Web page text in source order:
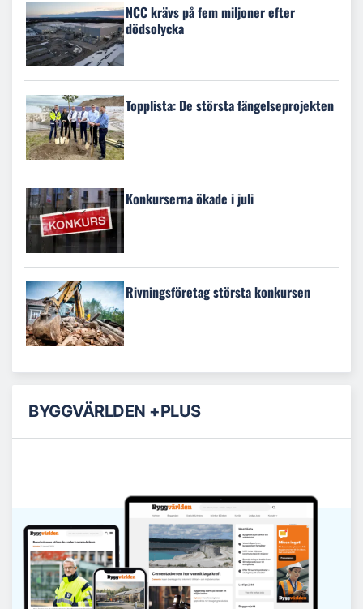
NCC krävs på fem miljoner efter
dödsolycka
Topplista: De största fängelseprojekten
Konkurserna ökade i juli
Rivningsföretag största konkursen
BYGGVÄRLDEN +PLUS